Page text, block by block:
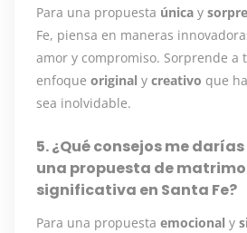
Para una propuesta única y
Fe, piensa en maneras
amor y compromiso. Sorprende a
enfoque original y creativo que
sea inolvidable.
5. ¿Qué consejos me
una propuesta de
significativa en Santa Fe?
Para una propuesta emocional y